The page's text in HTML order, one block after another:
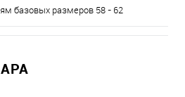
базовых размеров 58 - 62